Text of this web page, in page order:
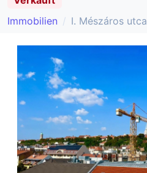
Immobilien
I. Mészáros utca